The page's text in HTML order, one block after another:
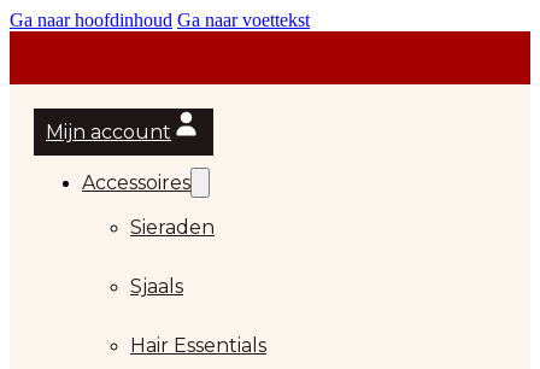
Ga naar hoofdinhoud Ga naar voettekst
Mijn account
Accessoires
Sieraden
Sjaals
Hair Essentials